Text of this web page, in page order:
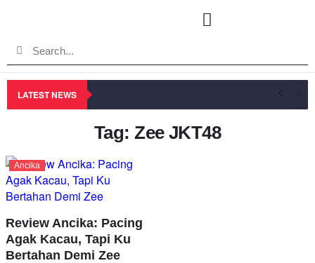
LATEST NEWS
Tag: Zee JKT48
Ancika
Review Ancika: Pacing
Agak Kacau, Tapi Ku
Bertahan Demi Zee